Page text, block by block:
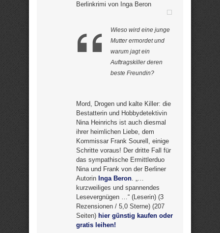
Berlinkrimi von Inga Beron
Wieso wird eine junge
Mutter ermordet und
warum jagt ein
Auftragskiller deren
beste Freundin?
Mord, Drogen und kalte Killer: die
Bestatterin und Hobbydetektivin
Nina Heinrichs ist auch diesmal
ihrer heimlichen Liebe, dem
Kommissar Frank Sourell, einige
Schritte voraus! Der dritte Fall für
das sympathische Ermittlerduo
Nina und Frank von der Berliner
Autorin Inga Beron. „…
kurzweiliges und spannendes
Lesevergnügen …“ (Leserin) (3
Rezensionen / 5,0 Sterne) (207
Seiten) hier günstig kaufen oder
gratis leihen!